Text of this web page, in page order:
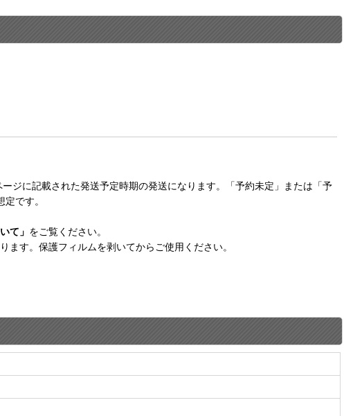
ジに記載された発送予定時期の発送になります。「予約未定」または「予
です。
て」 をご覧ください。
す。保護フィルムを剥いてからご使用ください。